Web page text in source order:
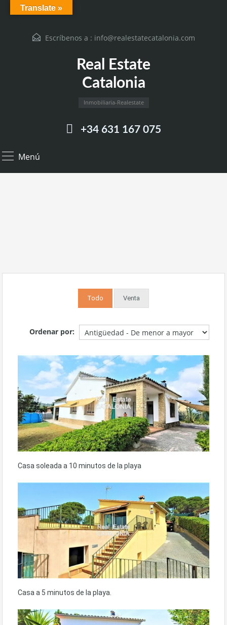
Escríbenos a : info@realestatecatalonia.com
Real Estate
Catalonia
Inmobiliaria-Realestate
Menú
+34 631 167 075
Todo Venta
Ordenar por:
Casa soleada a 10 minutos de la playa
Casa a 5 minutos de la playa.
Translate »